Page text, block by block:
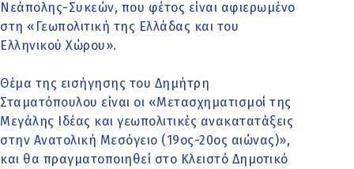
Νεάπολης-Συκεών, που φέτος είναι αφιερωμένο
στη «Γεωπολιτική της Ελλάδας και του
Ελληνικού Χώρου».
Θέμα της εισήγησης του Δημήτρη
Σταματόπουλου είναι οι «Μετασχηματισμοί της
Μεγάλης Ιδέας και γεωπολιτικές ανακατατάξεις
στην Ανατολική Μεσόγειο (19ος-20ος αιώνας)»,
και θα πραγματοποιηθεί στο Κλειστό Δημοτικό